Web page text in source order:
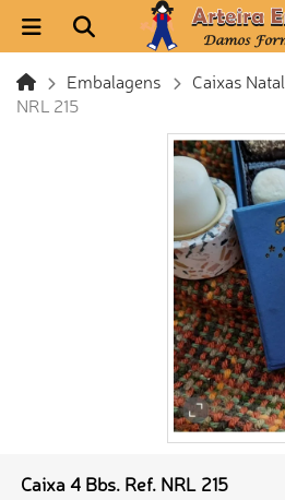
Embalagens Caixas Natal
NRL 215
Caixa 4 Bbs. Ref. NRL 215